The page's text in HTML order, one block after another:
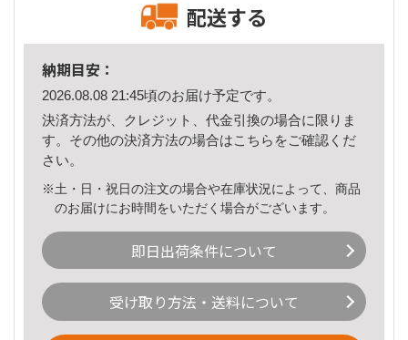
配送する
納期目安：
2026.08.08 21:45頃のお届け予定です。
決済方法が、クレジット、代金引換の場合に限りま
す。その他の決済方法の場合はこちら をご確認くだ
さい。
※土・日・祝日の注文の場合や在庫状況によって、商品
のお届けにお時間をいただく場合がございます。
即日出荷条件について
受け取り方法・送料について